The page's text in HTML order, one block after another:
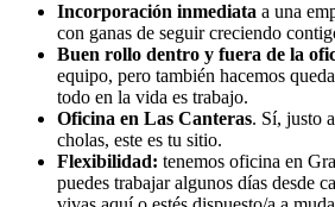
Incorporación inmediata a una
con ganas de seguir creciendo
Buen rollo dentro y fuera de la
equipo, pero también hacemos
todo en la vida es trabajo.
Oficina en Las Canteras. Sí, justo
cholas, este es tu sitio.
Flexibilidad: tenemos oficina en
puedes trabajar algunos días desde